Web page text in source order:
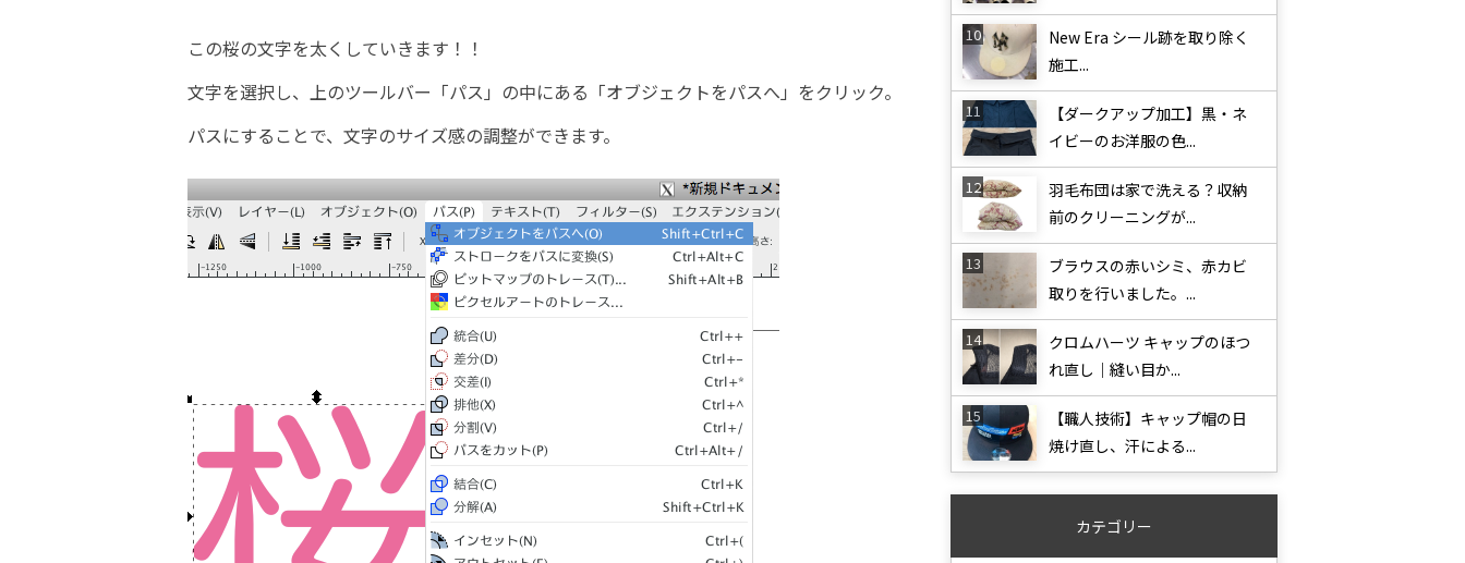
この桜の文字を太くしていきます！！
文字を選択し、上のツールバー「パス」の中にある「オブジェクトをパスへ」をクリック。
パスにすることで、文字のサイズ感の調整ができます。
New Era シール跡を取り除く
施工...
【ダークアップ加工】黒・ネ
イビーのお洋服の色...
羽毛布団は家で洗える？収納
前のクリーニングが...
ブラウスの赤いシミ、赤カビ
取りを行いました。...
クロムハーツ キャップのほつ
れ直し｜縫い目か...
【職人技術】キャップ帽の日
焼け直し、汗による...
カテゴリー